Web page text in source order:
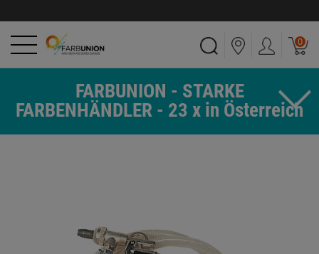
0
FARBUNION - STARKE
FARBENHÄNDLER - 23 x in Österreich